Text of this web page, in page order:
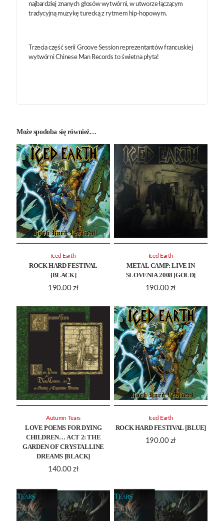
najbardziej znanych głosów wytwórni, w utworze łączącym
tradycyjną muzykę turecką z rytmem hip-hopowym.
Trzecia część serii Groove Session reprezentantów francuskiej
wytwórni Chinese Man Records to świetna płyta!
Może spodoba się również…
ROCK HARD FESTIVAL
[BLACK]
190.00 zł
Iced Earth
METAL CAMP: LIVE IN
SLOVENIA 2008 [GOLD]
190.00 zł
Iced Earth
LOVE POEMS FOR DYING
CHILDREN… ACT 2: THE
GARDEN OF CRYSTALLINE
DREAMS [BLACK]
140.00 zł
Autumn Tears
ROCK HARD FESTIVAL [BLUE]
190.00 zł
Iced Earth